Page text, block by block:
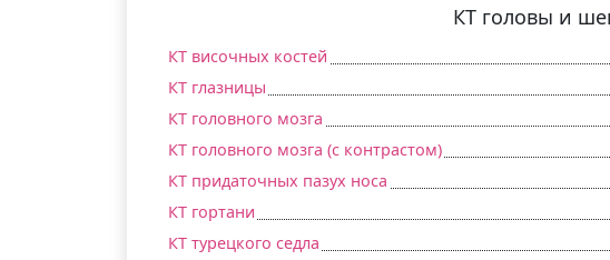
КТ головы и
КТ височных костей
КТ глазницы
КТ головного мозга
КТ головного мозга (c контрастом)
КТ придаточных пазух носа
КТ гортани
КТ турецкого седла